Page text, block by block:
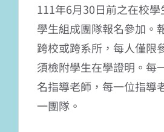
111年6月30日前之在校
學生組成團隊報名參加。
跨校或跨系所，每人僅限
須檢附學生在學證明。每
名指導老師，每一位指導
一團隊。